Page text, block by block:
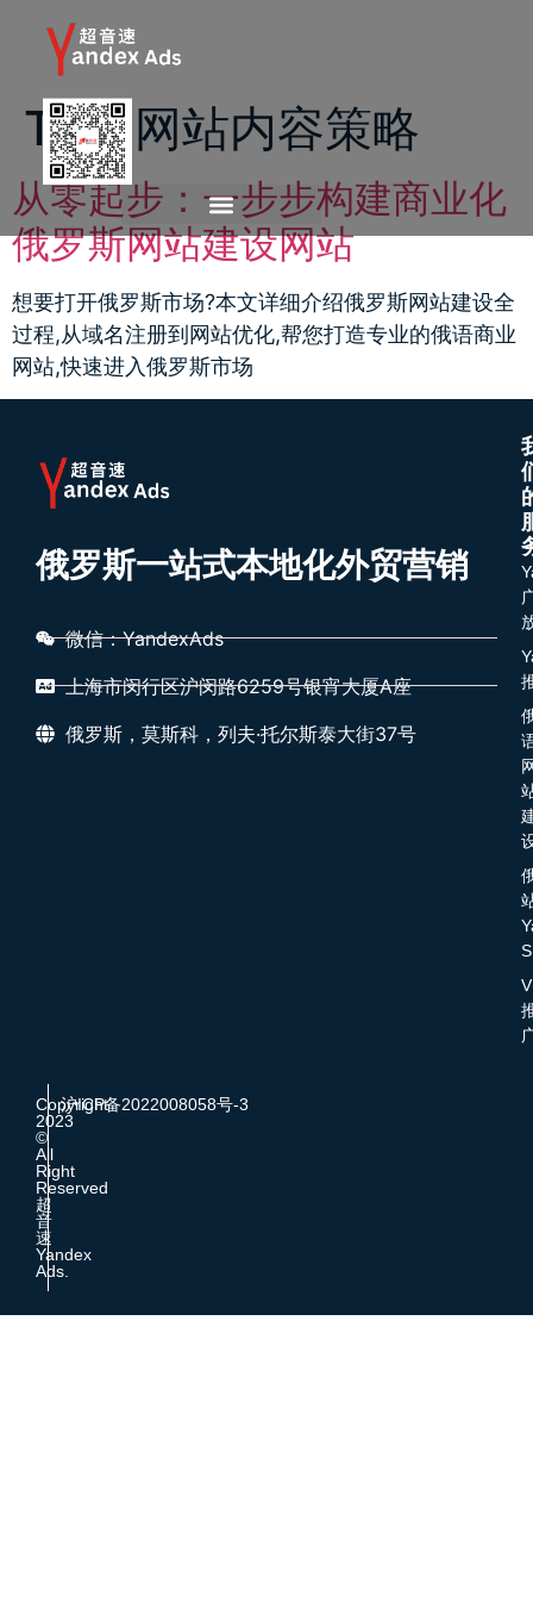
Tag: 网站内容策略
从零起步：一步步构建商业化
俄罗斯网站建设网站
想要打开俄罗斯市场?本文详细介绍俄罗斯网站建设全
过程,从域名注册到网站优化,帮您打造专业的俄语商业
网站,快速进入俄罗斯市场
俄罗斯一站式本地化外贸营销
微信：YandexAds
上海市闵行区沪闵路6259号银宵大厦A座
俄罗斯，莫斯科，列夫·托尔斯泰大街37号
Copyright
2023
©
All
Right
Reserved
超
音
速
Yandex
Ads.
沪ICP备2022008058号-3